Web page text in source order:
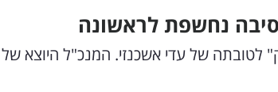
נחשפת לראשונה
לטובתה של עדי אשכנזי. המנכ"ל היוצא של